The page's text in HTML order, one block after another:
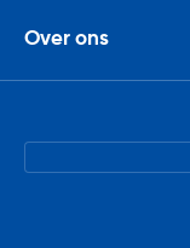
Over ons